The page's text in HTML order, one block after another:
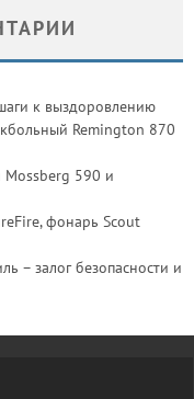
к выздоровлению
Remington 870
Mossberg 590 и
фонарь Scout
– залог безопасности и